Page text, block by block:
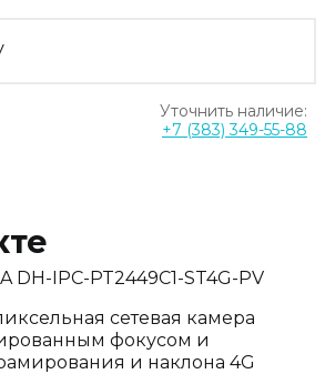
Уточнить наличие:
+7 (383) 349-55-88
DH-IPC-PT2449C1-ST4G-PV
сетевая камера
фокусом и
и наклона 4G